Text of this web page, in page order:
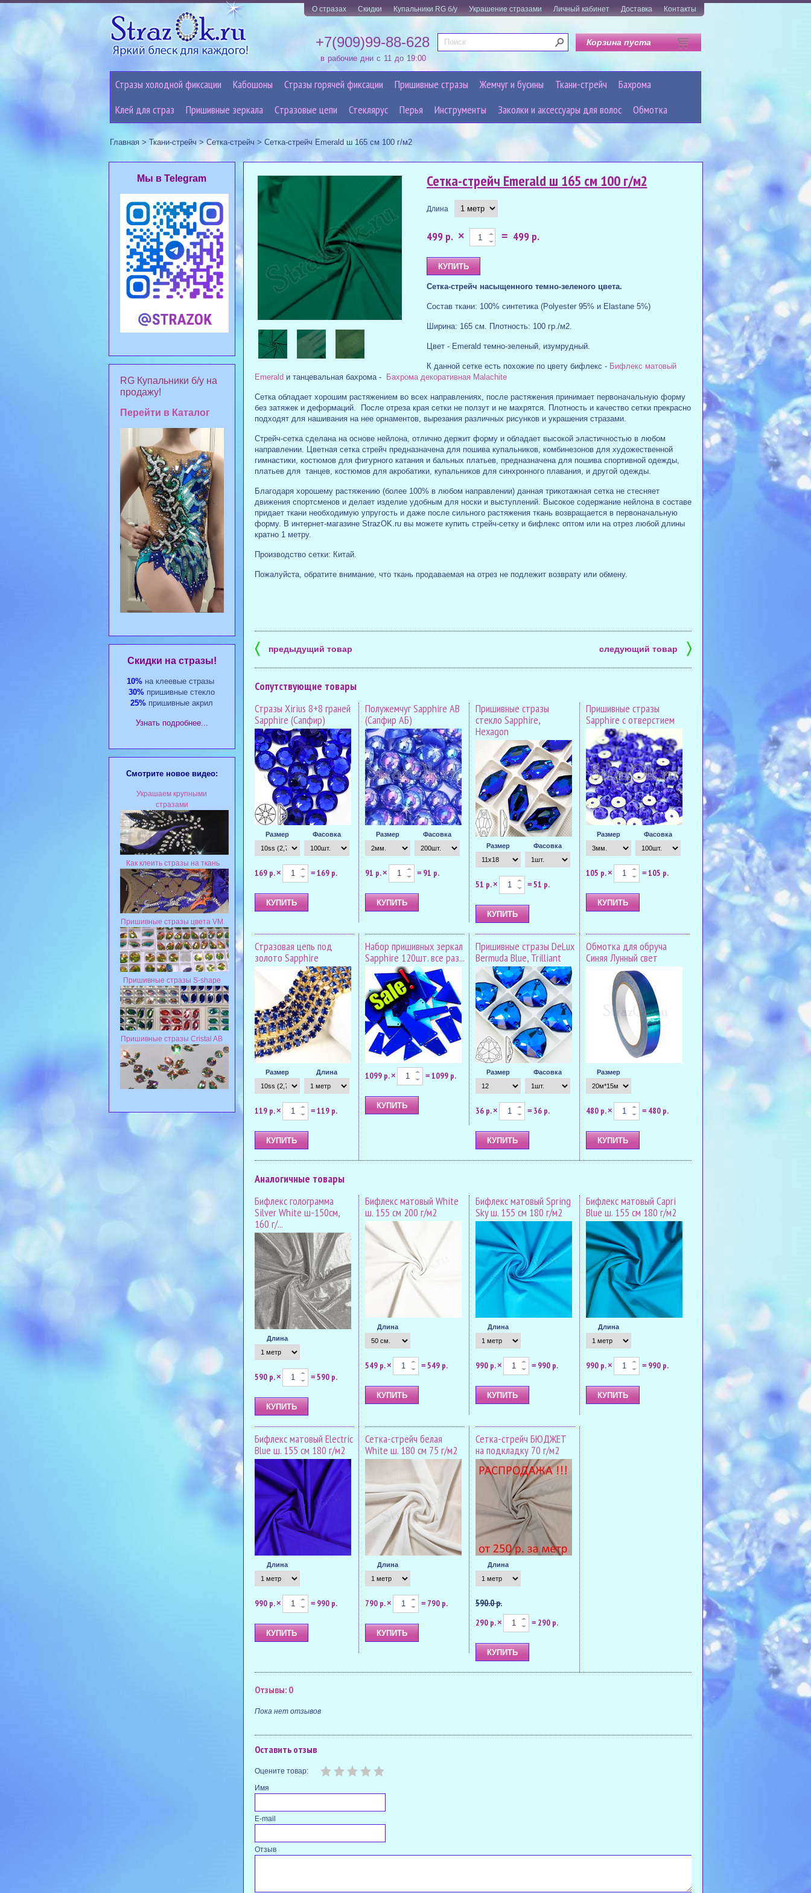
О стразах Скидки Купальники RG б/у Украшение стразами Личный кабинет Доставка Контакты
+7(909)99-88-628
в рабочие дни с 11 до 19:00
Корзина пуста
Стразы холодной фиксации Кабошоны Стразы горячей фиксации Пришивные стразы Жемчуг и бусины Ткани-стрейч
Бахрома
Клей для страз
Пришивные зеркала Cтразовые цепи Стеклярус Перья Инструменты Заколки и аксессуары для волос Обмотка
Главная > Ткани-стрейч >Сетка-стрейч > Сетка-стрейч Emerald ш 165 см 100 г/м2
Сетка-стрейч Emerald ш 165 см 100 г/м2
Длина
499 р. × = 499 р.
Cетка-стрейч насыщенного темно-зеленого цвета.
Состав ткани: 100% синтетика (Polyester 95% и Elastane 5%)
Ширина: 165 см. Плотность: 100 гр./м2.
Цвет - Emerald темно-зеленый, изумрудный.
К данной сетке есть похожие по цвету бифлекс - Бифлекс матовый
Emerald и танцевальная бахрома - Бахрома декоративная Malachite
Сетка обладает хорошим растяжением во всех направлениях, после растяжения принимает первоначальную форму
без затяжек и деформаций. После отреза края сетки не ползут и не махрятся. Плотность и качество сетки прекрасно
подходят для нашивания на нее орнаментов, вырезания различных рисунков и украшения стразами.
Стрейч-сетка сделана на основе нейлона, отлично держит форму и обладает высокой эластичностью в любом
направлении. Цветная сетка стрейч предназначена для пошива купальников, комбинезонов для художественной
гимнастики, костюмов для фигурного катания и бальных платьев, предназначена для пошива спортивной одежды,
платьев для танцев, костюмов для акробатики, купальников для синхронного плавания, и другой одежды.
Благодаря хорошему растяжению (более 100% в любом направлении) данная трикотажная сетка не стесняет
движения спортсменов и делает изделие удобным для носки и выступлений. Высокое содержание нейлона в составе
придает ткани необходимую упругость и даже после сильного растяжения ткань возвращается в первоначальную
форму. В интернет-магазине StrazOK.ru вы можете купить стрейч-сетку и бифлекс оптом или на отрез любой длины
кратно 1 метру.
Производство сетки: Китай.
Пожалуйста, обратите внимание, что ткань продаваемая на отрез не подлежит возврату или обмену.
〈 предыдущий товар следующий товар 〉
Сопутствующие товары
Стразы Xirius 8+8 граней
Sapphire (Сапфир)
Размер Фасовка
169 р.× = 169 р.
Полужемчуг Sapphire AB
(Сапфир АБ)
Размер Фасовка
91 р.× = 91 р.
Пришивные стразы
стекло Sapphire,
Hexagon
Размер Фасовка
51 р.× = 51 р.
Пришивные стразы
Sapphire с отверстием
Размер Фасовка
105 р.× = 105 р.
Стразовая цепь под
золото Sapphire
Размер Длина
119 р.× = 119 р.
Набор пришивных зеркал
Sapphire 120шт. все раз...
1099 р.× = 1099 р.
Пришивные стразы DeLux
Bermuda Blue, Trilliant
Размер Фасовка
36 р.× = 36 р.
Обмотка для обруча
Синяя Лунный свет
Размер
480 р.× = 480 р.
Аналогичные товары
Бифлекс голограмма
Silver White ш-150см,
160 г/...
Длина
590 р.× = 590 р.
Бифлекс матовый White
ш. 155 см 200 г/м2
Длина
549 р.× = 549 р.
Бифлекс матовый Spring
Sky ш. 155 см 180 г/м2
Длина
990 р.× = 990 р.
Бифлекс матовый Capri
Blue ш. 155 см 180 г/м2
Длина
990 р.× = 990 р.
Бифлекс матовый Electric
Blue ш. 155 см 180 г/м2
Длина
990 р.× = 990 р.
Сетка-стрейч белая
White ш. 180 см 75 г/м2
Длина
790 р.× = 790 р.
Сетка-стрейч БЮДЖЕТ
на подкладку 70 г/м2
Длина
590.0 р.
290 р.× = 290 р.
Отзывы: 0
Пока нет отзывов
Оставить отзыв
Оцените товар:
Имя
E-mail
Отзыв
Мы в Telegram
RG Купальники б/у на
продажу!
Перейти в Каталог
Cкидки на стразы!
10% на клеевые стразы
30% пришивные стекло
25% пришивные акрил
Узнать подробнее...
Смотрите новое видео:
Украшаем крупными
стразами
Как клеить стразы на ткань
Пришивные стразы цвета VM
Пришивные стразы S-shape
Пришивные стразы Cristal AB